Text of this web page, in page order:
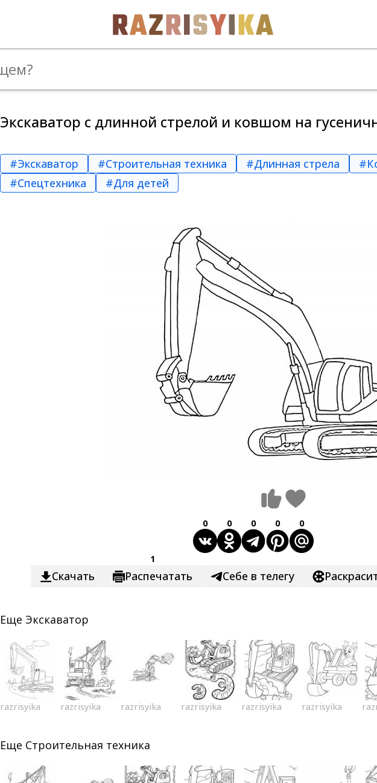
Экскаватор с длинной стрелой и ковшом на
#Экскаватор #Строительная техника #Длинная стрела
#Спецтехника
#Для детей
0 0 0 0 0
Скачать
1
Распечатать Себе в телегу
Еще Экскаватор
razrisyika razrisyika razrisyika razrisyika razrisyika razrisyika
Еще Строительная техника